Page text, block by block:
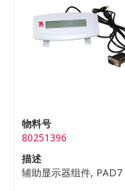
物料号
80251396
描述
辅助显示器组件, PAD7